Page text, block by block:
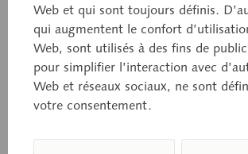
1/4 der natürlichen Größe, Eber,
Landschwein). Prämiert: Straßburg,
Züchter: Heinrich Gebers, Hofbesitzer,
Eigentümer: Ditrich Spörinh, Lehrden bei
Eingetragen in das Zuchtbuch der
Schweinezuchtgenossenschaft
Web et qui sont toujours définis.
qui augmentent le confort
Web, sont utilisés à des fins de
pour simplifier l’interaction avec
Web et réseaux sociaux, ne sont
votre consentement.